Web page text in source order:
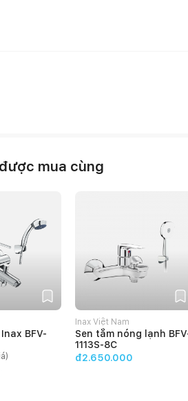
mua cùng
BFV-
Inax Việt Nam
Sen tắm nóng lạnh
1113S-8C
đ2.650.000